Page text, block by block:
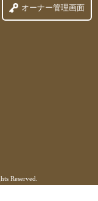
オーナー管理画面
Reserved.